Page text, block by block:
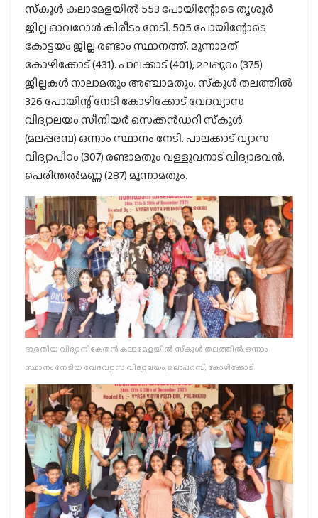
സ്‌കൂള്‍ കലാമേളയില്‍ 553 പോയിന്റോടെ തൃശൂര്‍
ജില്ല ഓവറോള്‍ കിരീടം നേടി. 505 പോയിന്റോടെ
കോട്ടയം ജില്ല രണ്ടാം സ്ഥാനത്ത്. മൂന്നാമത്
കോഴിക്കോട് (431). പാലക്കാട് (401), മലപ്പുറം (375)
ജില്ലകള്‍ നാലാമതും അഞ്ചാമതും. സ്‌കൂള്‍ തലത്തില്‍
326 പോയിന്റ് നേടി കോഴിക്കോട് വേദവ്യാസ
വിദ്യാലയം സീനിയര്‍ സെക്കന്‍ഡറി സ്‌കൂള്‍
(മലപ്പരമ്പ) ഒന്നാം സ്ഥാനം നേടി. പാലക്കാട് വ്യാസ
വിദ്യാപീഠം (307) രണ്ടാമതും വള്ളുവനാട് വിദ്യാഭവന്‍,
പെരിന്തല്‍മണ്ണ (287) മൂന്നാമതും.
ഭാരതീയ വിദ്യാനികേതന്‍ കലാമേളയില്‍ സ്‌കൂള്‍ തലത്തില്‍ ഒന്നാം
സ്ഥാനം നേടിയ വേദവ്യാസ വിദ്യാലയം, മലാപറമ്പ്, കോഴിക്കോട്‌